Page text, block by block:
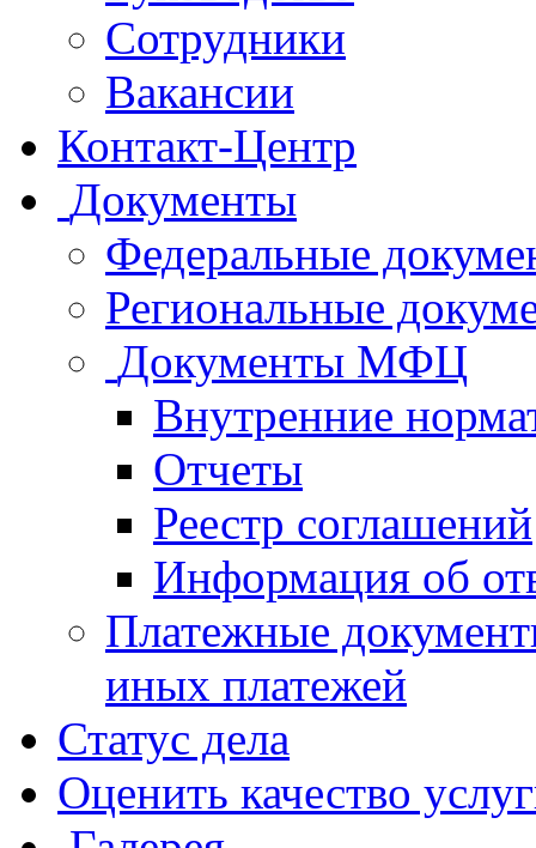
Сотрудники
Вакансии
Контакт-Центр
Документы
Федеральные
Региональные
Документы МФЦ
Внутренние
Отчеты
Реестр соглашений
Информация об
Платежные
иных платежей
Статус дела
Оценить качество